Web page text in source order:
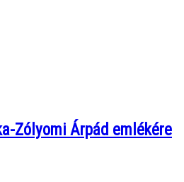
Zólyomi Árpád emlékére